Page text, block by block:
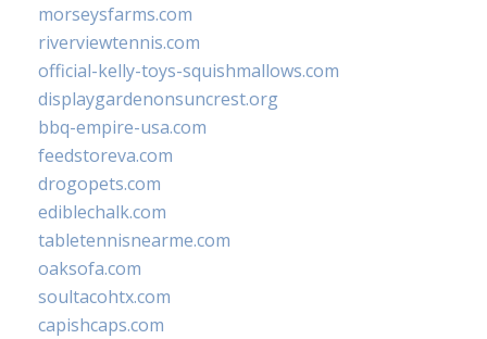
morseysfarms.com
riverviewtennis.com
official-kelly-toys-squishmallows.com
displaygardenonsuncrest.org
bbq-empire-usa.com
feedstoreva.com
drogopets.com
ediblechalk.com
tabletennisnearme.com
oaksofa.com
soultacohtx.com
capishcaps.com